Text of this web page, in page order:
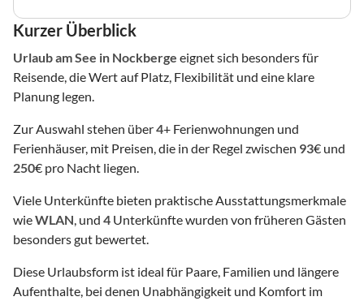
Kurzer Überblick
Urlaub am See in Nockberge eignet sich besonders für
Reisende, die Wert auf Platz, Flexibilität und eine klare
Planung legen.
Zur Auswahl stehen über4+ Ferienwohnungen und
Ferienhäuser, mit Preisen, die in der Regel zwischen 93€ und
250€ pro Nacht liegen.
Viele Unterkünfte bieten praktische Ausstattungsmerkmale
wieWLAN, und 4 Unterkünfte wurden von früheren Gästen
besonders gut bewertet.
Diese Urlaubsform ist ideal für Paare, Familien und längere
Aufenthalte, bei denen Unabhängigkeit und Komfort im